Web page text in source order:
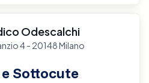
Odescalchi
4 - 20148 Milano
Sottocute